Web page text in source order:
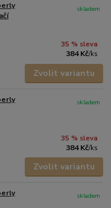
35 % sleva
384 Kč/ks
skladem
Zvolit variantu
35 % sleva
384 Kč/ks
skladem
Zvolit variantu
skladem